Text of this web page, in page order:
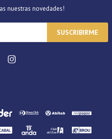
nuestras novedades!
SUSCRIBIRME
